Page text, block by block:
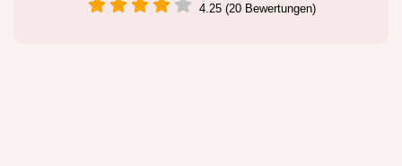
4.25 (20 Bewertungen)